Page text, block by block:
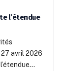
l’étendue
avril 2026